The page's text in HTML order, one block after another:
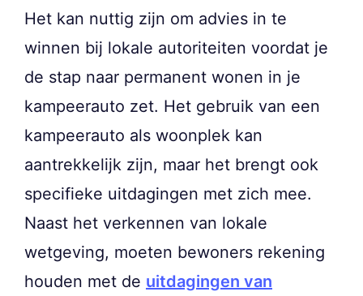
Het kan nuttig zijn om advies in te
winnen bij lokale autoriteiten voordat je
de stap naar permanent wonen in je
kampeerauto zet. Het gebruik van een
kampeerauto als woonplek kan
aantrekkelijk zijn, maar het brengt ook
specifieke uitdagingen met zich mee.
Naast het verkennen van lokale
wetgeving, moeten bewoners rekening
houden met de uitdagingen van